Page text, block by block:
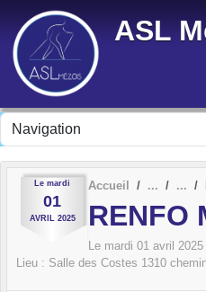
ASL
Le mardi
01
AVRIL 2025
Accueil
RENFO
Le mardi 01 avril 2025
Lieu : Salle des Costes 1310
Panneau de gestion des cookies